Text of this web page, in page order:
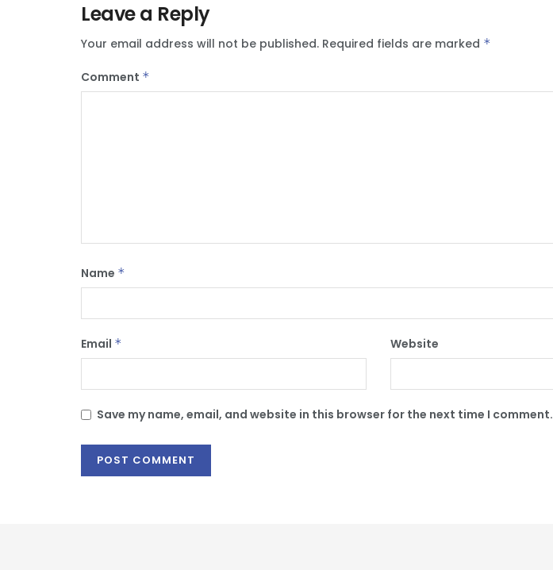
Leave a Reply
Your email address will not be published. Required fields are marked *
Comment *
Name *
Email * Website
Save my name, email, and website in this browser for the next time I comment.